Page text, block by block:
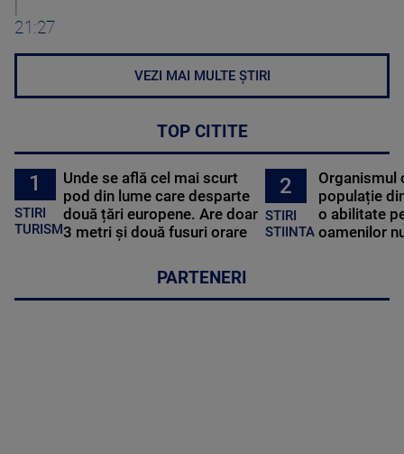
21:27
VEZI MAI MULTE ȘTIRI
TOP CITITE
1
STIRI
TURISM
Unde se află cel mai scurt
pod din lume care desparte
două țări europene. Are doar
3 metri și două fusuri orare
2
STIRI
STIINTA
Organismul
populație
o abilitate
oamenilor
PARTENERI